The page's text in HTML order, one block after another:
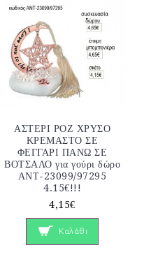
ΑΣΤΕΡΙ ΡΟΖ ΧΡΥΣΟ
ΚΡΕΜΑΣΤΟ ΣΕ
ΦΕΓΓΑΡΙ ΠΑΝΩ ΣΕ
ΒΟΤΣΑΛΟ για γούρι δώρο
ΑΝΤ-23099/97295
4.15€!!!
4,15€
Καλάθι